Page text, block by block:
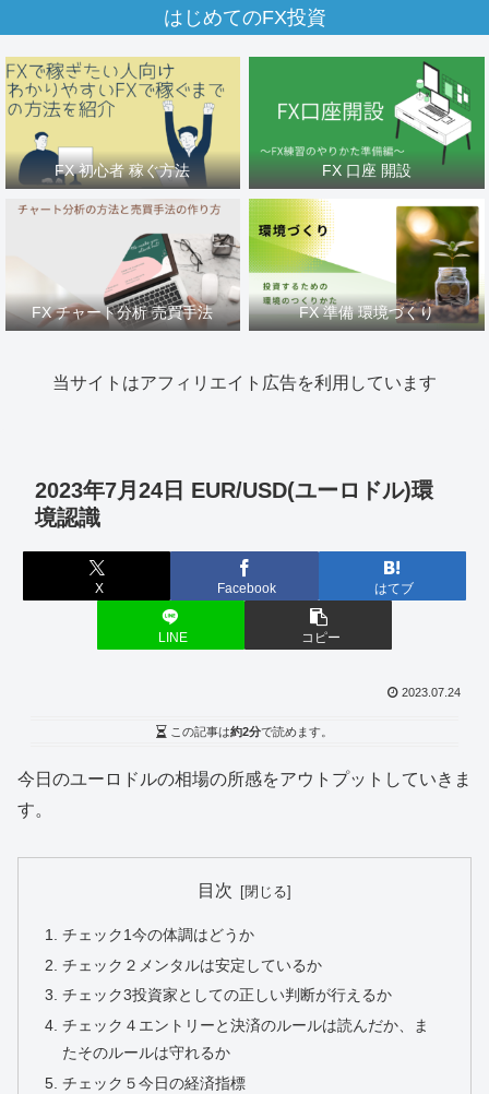
はじめてのFX投資
FX 初心者 稼ぐ方法 FX 口座 開設
FX チャート分析 売買手法 FX 準備 環境づくり
当サイトはアフィリエイト広告を利用しています
2023年7月24日 EUR/USD(ユーロドル)環
境認識
X Facebook はてブ
LINE コピー
2023.07.24
この記事は約2分で読めます。
今日のユーロドルの相場の所感をアウトプットしていきま
す。
目次
チェック1今の体調はどうか
チェック２メンタルは安定しているか
チェック3投資家としての正しい判断が行えるか
チェック４エントリーと決済のルールは読んだか、ま
たそのルールは守れるか
チェック５今日の経済指標